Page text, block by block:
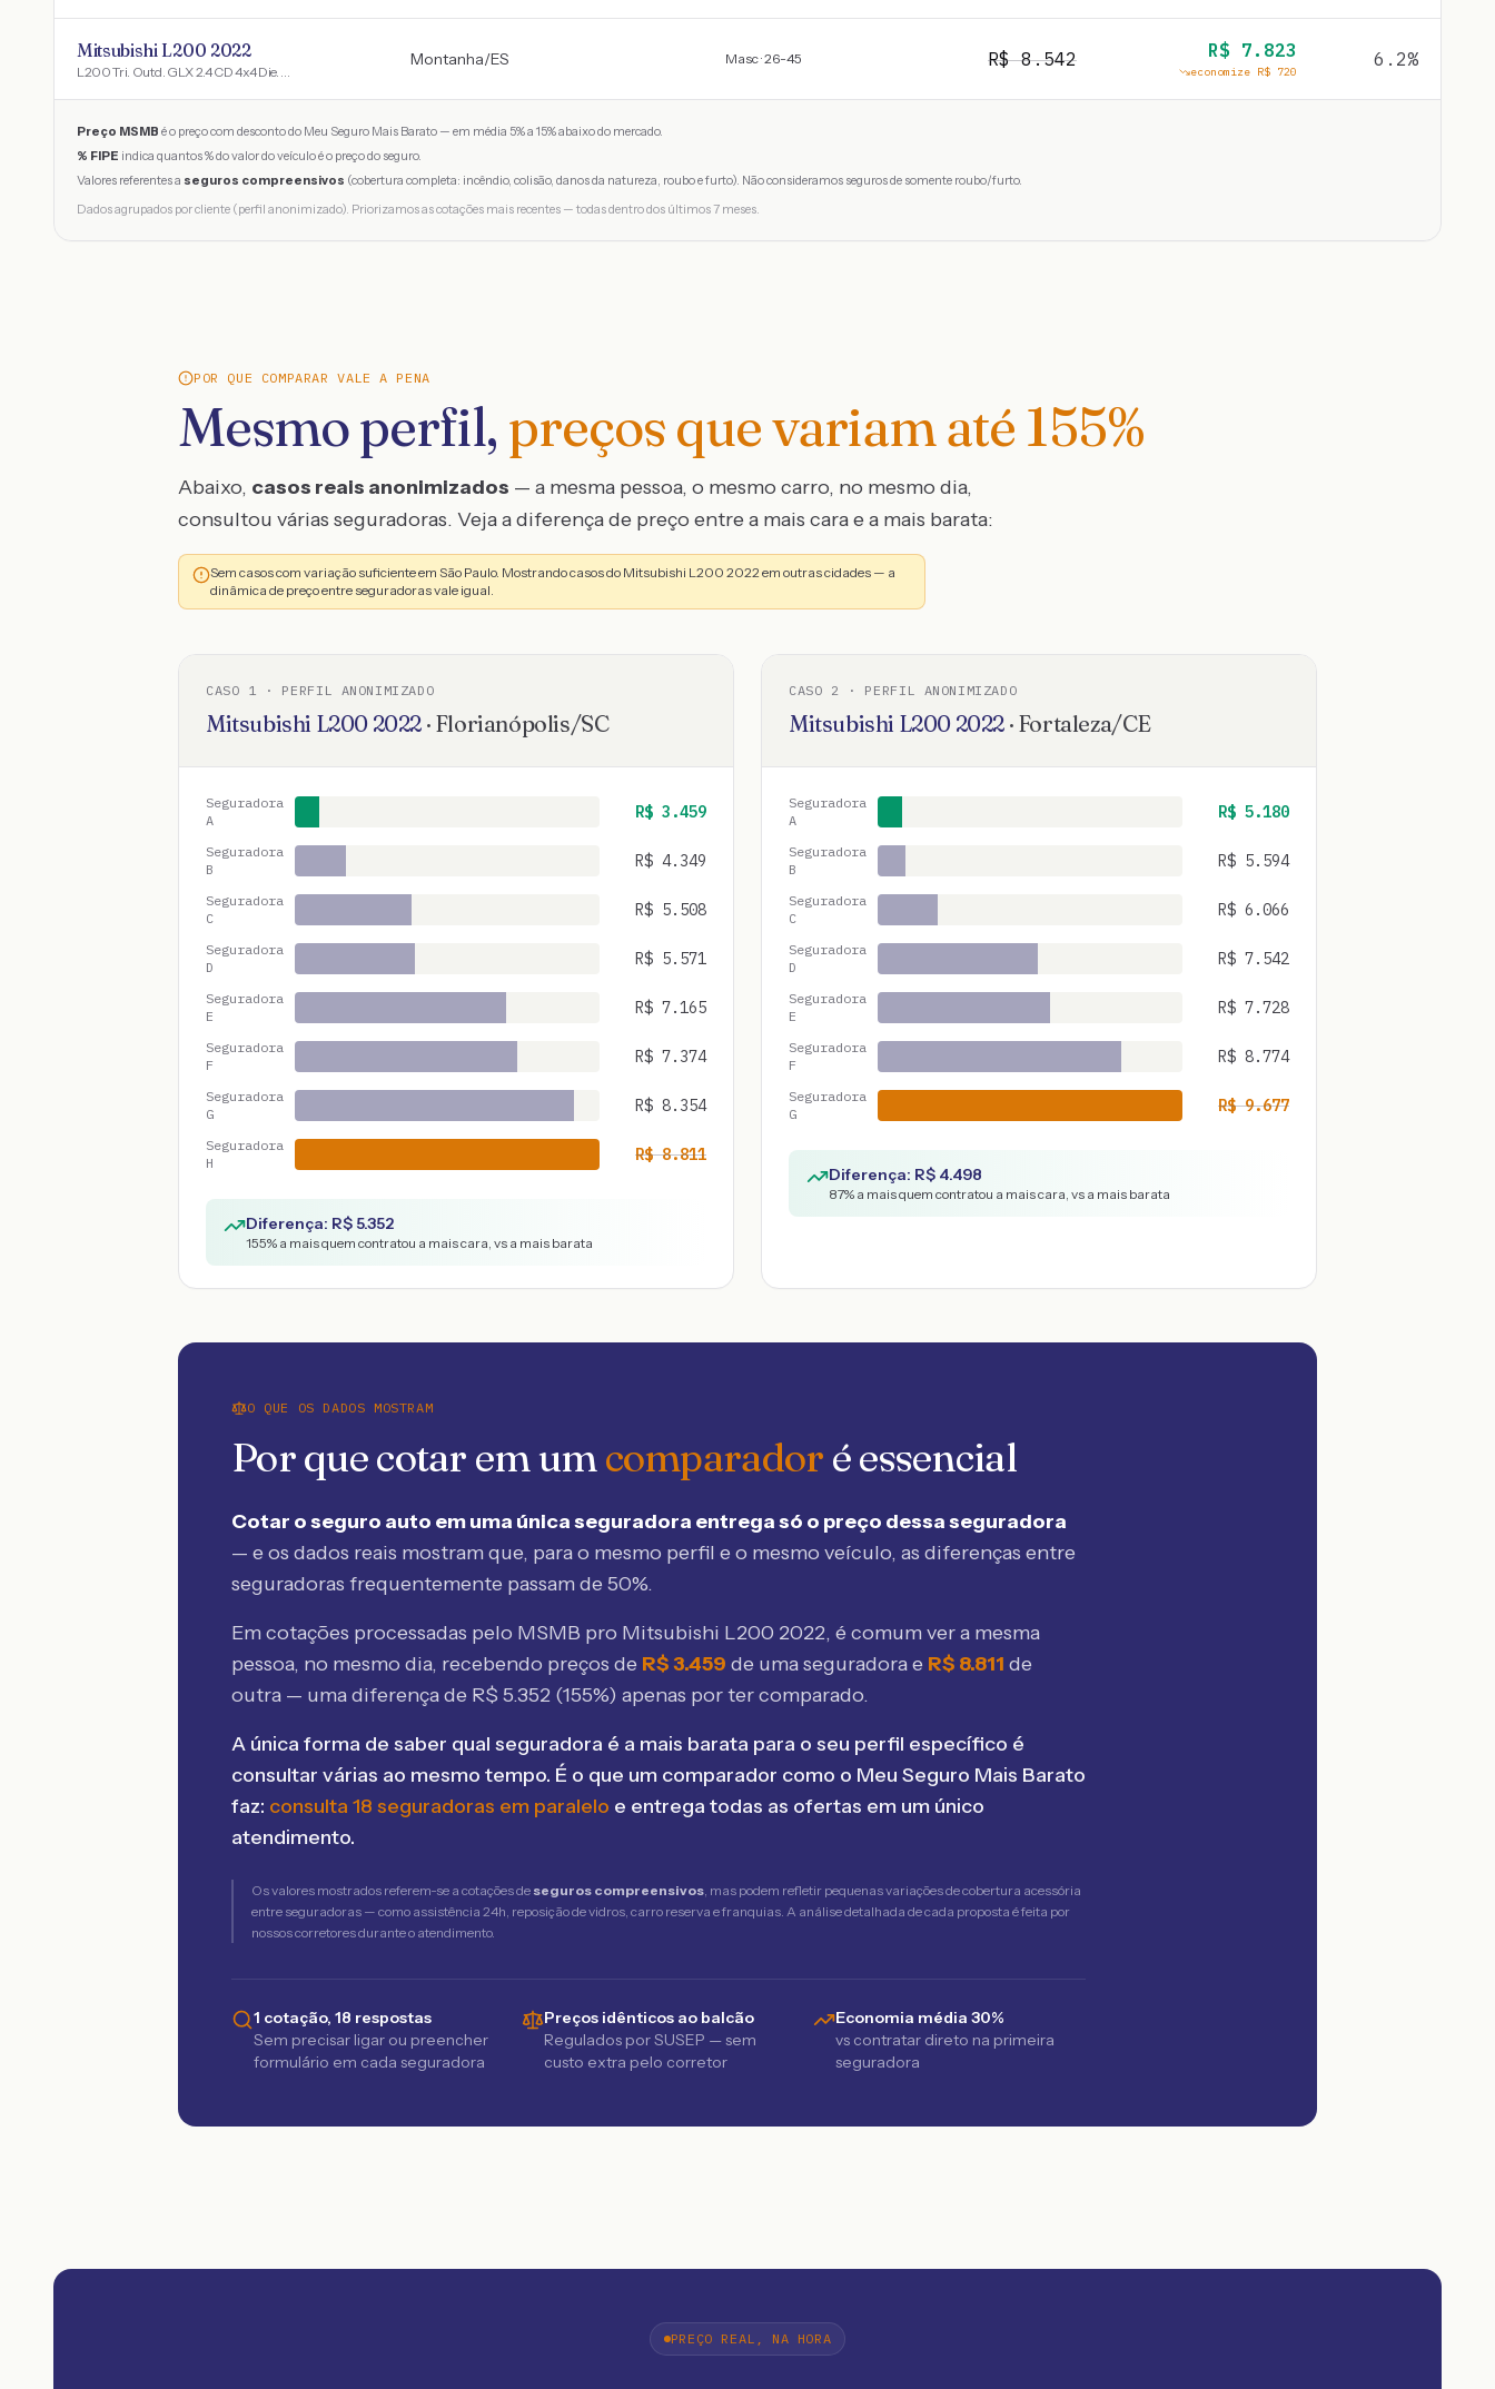
Mitsubishi L200 2022
L200 Tri. Outd. GLX 2.4 CD 4x4 Die. Mec.
Montanha/ES Masc · 26-45 R$8.542 R$ 7.823
economize R$ 720
6.2%
Preço MSMB é o preço com desconto do Meu Seguro Mais Barato — em média 5% a 15% abaixo do mercado.
% FIPE indica quantos % do valor do veículo é o preço do seguro.
Valores referentes a seguros compreensivos (cobertura completa: incêndio, colisão, danos da natureza, roubo e furto). Não consideramos seguros de somente roubo/furto.
Dados agrupados por cliente (perfil anonimizado). Priorizamos as cotações mais recentes — todas dentro dos últimos 7 meses.
POR QUE COMPARAR VALE A PENA
Mesmo perfil, preços que variam até 155%
Abaixo, casos reais anonimizados — a mesma pessoa, o mesmo carro, no mesmo dia,
consultou várias seguradoras. Veja a diferença de preço entre a mais cara e a mais barata:
Sem casos com variação suficiente em São Paulo. Mostrando casos do Mitsubishi L200 2022 em outras cidades — a
dinâmica de preço entre seguradoras vale igual.
CASO 1 · PERFIL ANONIMIZADO
Mitsubishi L200 2022 · Florianópolis/SC
Seguradora
A
R$ 3.459
Seguradora
B
R$ 4.349
Seguradora
C
R$ 5.508
Seguradora
D
R$ 5.571
Seguradora
E
R$ 7.165
Seguradora
F
R$ 7.374
Seguradora
G
R$ 8.354
Seguradora
H
R$8.811
Diferença: R$5.352
155% a mais quem contratou a mais cara, vs a mais barata
CASO 2 · PERFIL ANONIMIZADO
Mitsubishi L200 2022 · Fortaleza/CE
Seguradora
A
R$ 5.180
Seguradora
B
R$ 5.594
Seguradora
C
R$ 6.066
Seguradora
D
R$ 7.542
Seguradora
E
R$ 7.728
Seguradora
F
R$ 8.774
Seguradora
G
R$9.677
Diferença: R$ 4.498
87% a mais quem contratou a mais cara, vs a mais barata
O QUE OS DADOS MOSTRAM
Por que cotar em umcomparador é essencial
Cotar o seguro auto em uma única seguradora entrega só o preço dessa seguradora
— e os dados reais mostram que, para o mesmo perfil e o mesmo veículo, as diferenças entre
seguradoras frequentemente passam de 50%.
Em cotações processadas pelo MSMB pro Mitsubishi L200 2022, é comum ver a mesma
pessoa, no mesmo dia, recebendo preços de R$3.459 de uma seguradora e R$ 8.811 de
outra — uma diferença de R$ 5.352 (155%) apenas por ter comparado.
A única forma de saber qual seguradora é a mais barata para o seu perfil específico é
consultar várias ao mesmo tempo. É o que um comparador como o Meu Seguro Mais Barato
faz: consulta 18 seguradoras em paralelo e entrega todas as ofertas em um único
atendimento.
Os valores mostrados referem-se a cotações de seguros compreensivos, mas podem refletir pequenas variações de cobertura acessória
entre seguradoras — como assistência 24h, reposição de vidros, carro reserva e franquias. A análise detalhada de cada proposta é feita por
nossos corretores durante o atendimento.
1 cotação, 18 respostas
Sem precisar ligar ou preencher
formulário em cada seguradora
Preços idênticos ao balcão
Regulados por SUSEP — sem
custo extra pelo corretor
Economia média 30%
vs contratar direto na primeira
seguradora
PREÇO REAL, NA HORA